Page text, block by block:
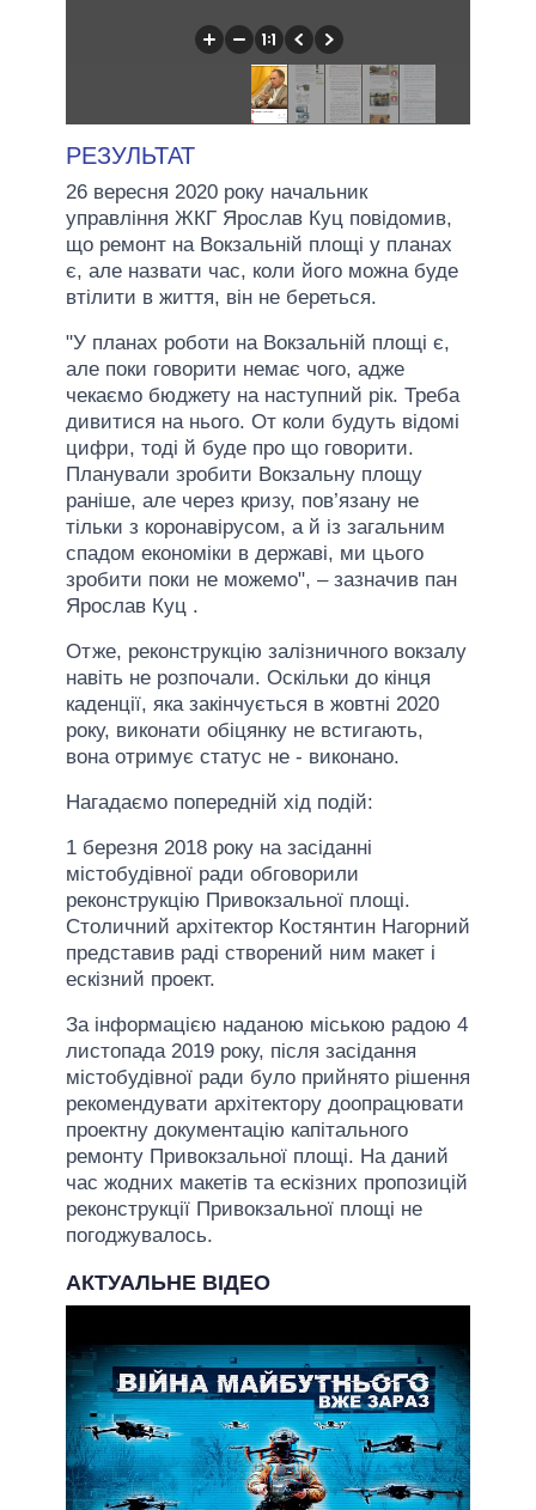
РЕЗУЛЬТАТ
26 вересня 2020 року начальник
управління ЖКГ Ярослав Куц повідомив,
що ремонт на Вокзальній площі у планах
є, але назвати час, коли його можна буде
втілити в життя, він не береться.
"У планах роботи на Вокзальній площі є,
але поки говорити немає чого, адже
чекаємо бюджету на наступний рік. Треба
дивитися на нього. От коли будуть відомі
цифри, тоді й буде про що говорити.
Планували зробити Вокзальну площу
раніше, але через кризу, пов’язану не
тільки з коронавірусом, а й із загальним
спадом економіки в державі, ми цього
зробити поки не можемо", – зазначив пан
Ярослав Куц .
Отже, реконструкцію залізничного вокзалу
навіть не розпочали. Оскільки до кінця
каденції, яка закінчується в жовтні 2020
року, виконати обіцянку не встигають,
вона отримує статус не - виконано.
Нагадаємо попередній хід подій:
1 березня 2018 року на засіданні
містобудівної ради обговорили
реконструкцію Привокзальної площі.
Столичний архітектор Костянтин Нагорний
представив раді створений ним макет і
ескізний проект.
За інформацією наданою міською радою 4
листопада 2019 року, після засідання
містобудівної ради було прийнято рішення
рекомендувати архітектору доопрацювати
проектну документацію капітального
ремонту Привокзальної площі. На даний
час жодних макетів та ескізних пропозицій
реконструкції Привокзальної площі не
погоджувалось.
АКТУАЛЬНЕ ВІДЕО